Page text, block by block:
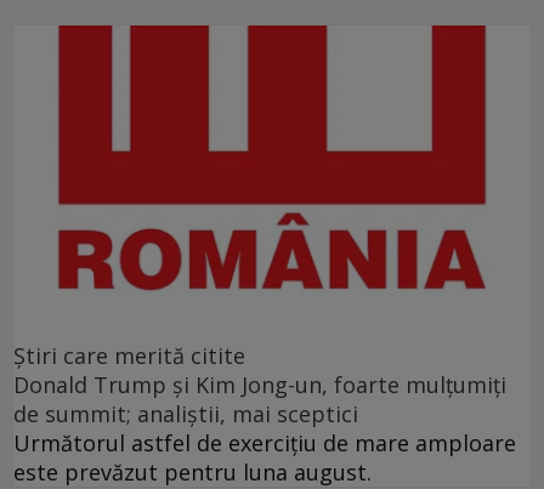
Ştiri care merită citite
Donald Trump şi Kim Jong-un, foarte mulţumiţi
de summit; analiştii, mai sceptici
Următorul astfel de exerciţiu de mare amploare
este prevăzut pentru luna august.